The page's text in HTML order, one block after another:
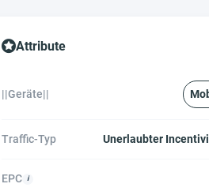
Attribute
||Geräte||
Traffic-Typ Unerlaubter
EPC